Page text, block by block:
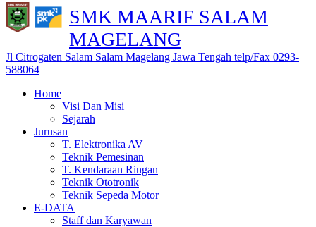
SMK MAARIF SALAM
MAGELANG
Jl Citrogaten Salam Salam Magelang Jawa Tengah telp/Fax 0293-
588064
Home
Visi Dan Misi
Sejarah
Jurusan
T. Elektronika AV
Teknik Pemesinan
T. Kendaraan Ringan
Teknik Ototronik
Teknik Sepeda Motor
E-DATA
Staff dan Karyawan